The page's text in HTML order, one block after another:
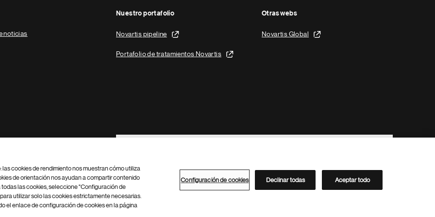
noticias
Nuestro portafolio
Novartis pipeline
Portafolio de tratamientos Novartis
Otras webs
Novartis Global
Footer Site Search
Configuración de cookies Mapa del sitio
Directorio de Novartis
cookies de rendimiento nos muestran cómo utiliza
de orientación nos ayudan a compartir contenido
las cookies, seleccione "Configuración de
utilizar solo las cookies estrictamente necesarias.
el enlace de configuración de cookies en la página
Configuración de cookies Declinar todas Aceptar todo